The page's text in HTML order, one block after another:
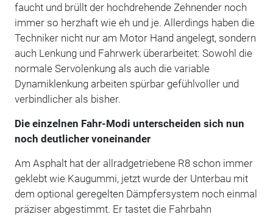
faucht und brüllt der hochdrehende Zehnender noch
immer so herzhaft wie eh und je. Allerdings haben die
Techniker nicht nur am Motor Hand angelegt, sondern
auch Lenkung und Fahrwerk überarbeitet: Sowohl die
normale Servolenkung als auch die variable
Dynamiklenkung arbeiten spürbar gefühlvoller und
verbindlicher als bisher.
Die einzelnen Fahr-Modi unterscheiden sich nun
noch deutlicher voneinander
Am Asphalt hat der allradgetriebene R8 schon immer
geklebt wie Kaugummi, jetzt wurde der Unterbau mit
dem optional geregelten Dämpfersystem noch einmal
präziser abgestimmt. Er tastet die Fahrbahn